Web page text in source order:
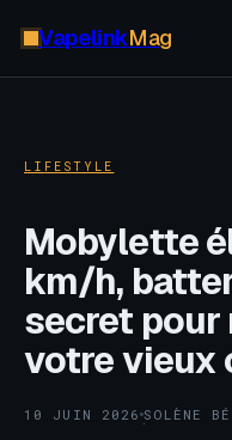
VapelinkMag
LIFESTYLE
Mobylette
km/h,
secret
votre vieux
10 JUIN 2026·SOLÈNE